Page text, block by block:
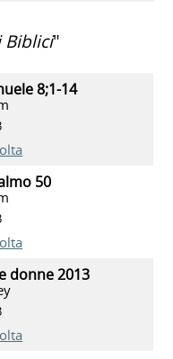
Biblici"
8;1-14
50
donne 2013